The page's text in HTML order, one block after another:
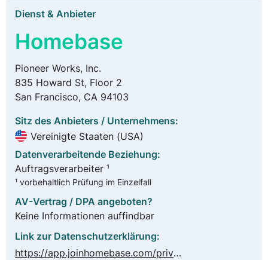
Dienst & Anbieter
Homebase
Pioneer Works, Inc.
835 Howard St, Floor 2
San Francisco, CA 94103
Sitz des Anbieters / Unternehmens:
Vereinigte Staaten (USA)
Datenverarbeitende Beziehung:
Auftragsverarbeiter ¹
¹ vorbehaltlich Prüfung im Einzelfall
AV-Vertrag / DPA angeboten?
Keine Informationen auffindbar
Link zur Datenschutzerklärung:
https://app.joinhomebase.com/privacy